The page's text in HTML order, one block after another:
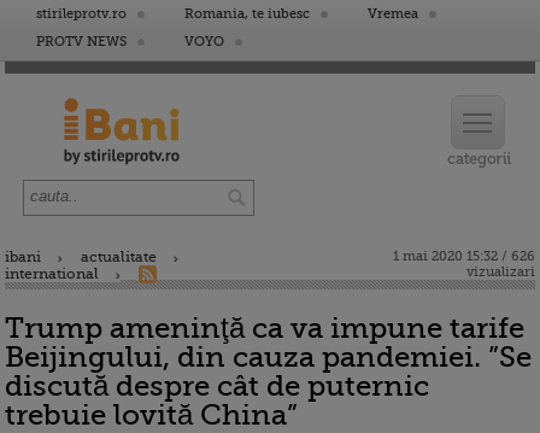
stirileprotv.ro Romania, te iubesc
Vremea
PROTV NEWS
VOYO
ibani
actualitate
international
1 mai 2020 15:32 / 626
vizualizari
Trump ameninţă ca va impune tarife
Beijingului, din cauza pandemiei. ”Se
discută despre cât de puternic
trebuie lovită China”